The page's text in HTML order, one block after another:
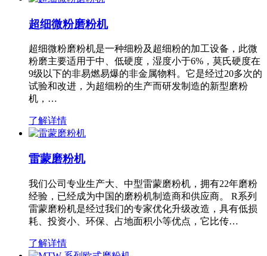
超细微粉磨粉机
超细微粉磨粉机是一种细粉及超细粉的加工设备，此微
粉磨主要适用于中、低硬度，湿度小于6%，莫氏硬度在
9级以下的非易燃易爆的非金属物料。它是经过20多次的
试验和改进，为超细粉的生产而研发制造的新型磨粉
机，…
了解详情
雷蒙磨粉机
我们公司专业生产大、中型雷蒙磨粉机，拥有22年磨粉
经验，已经成为中国的磨粉机制造商和供应商。 R系列
雷蒙磨粉机是经过我们的专家优化升级改造，具有低损
耗、投资小、环保、占地面积小等优点，它比传…
了解详情